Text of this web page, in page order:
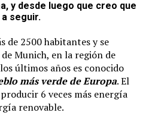
y desde luego que creo que
seguir.
de 2500 habitantes y se
Munich, en la región de
últimos años es conocido
más verde de Europa. El
6 veces más energía
renovable.